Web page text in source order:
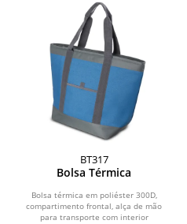
BT317
Bolsa Térmica
Bolsa térmica em poliéster 300D,
compartimento frontal, alça de mão
para transporte com interior